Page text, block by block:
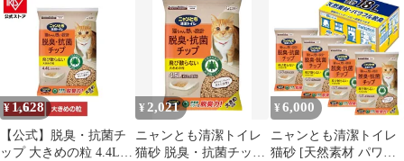
ト お試し
タートキット ライトベ
ージュ ブラウン エステ
ー 脱臭・抗菌チップ・
シート スコップ付
¥1,628
【公式】脱臭・抗菌チ
ップ 大きめの粒 4.4L
¥ 2,021
ニャンとも清潔トイレ
猫砂 脱臭・抗菌チップ
¥ 6,000
ニャンとも清潔トイレ
猫砂 [天然素材 パワフ